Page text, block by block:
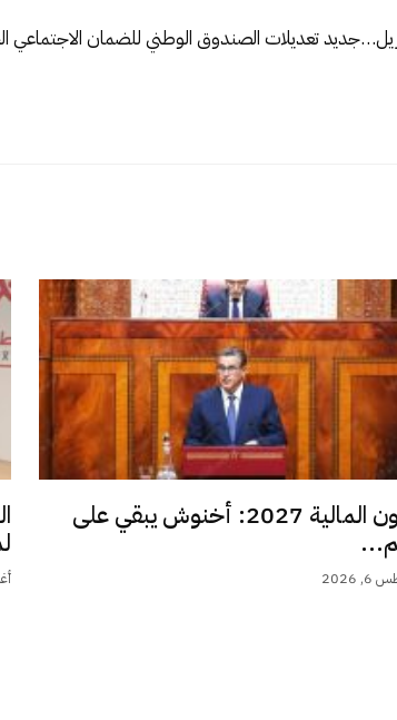
جديد تعديلات الصندوق الوطني للضمان الاجتماعي
قانون المالية 2027: أخنوش يبقي على
2026